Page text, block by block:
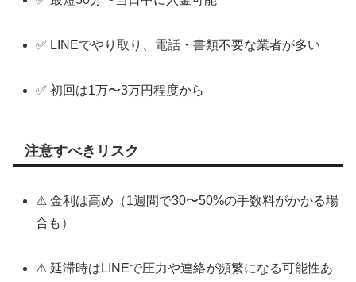
✅ LINEでやり取り、電話・書類不要な業者が多い
✅ 初回は1万〜3万円程度から
注意すべきリスク
⚠ 金利は高め（1週間で30〜50%の手数料がかかる場
合も）
⚠ 延滞時はLINEで圧力や連絡が頻繁になる可能性あ